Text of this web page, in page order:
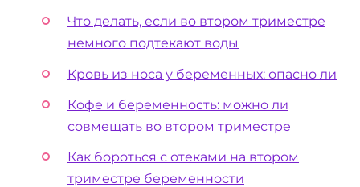
Что делать, если во втором триместре
немного подтекают воды
Кровь из носа у беременных: опасно ли
Кофе и беременность: можно ли
совмещать во втором триместре
Как бороться с отеками на втором
триместре беременности